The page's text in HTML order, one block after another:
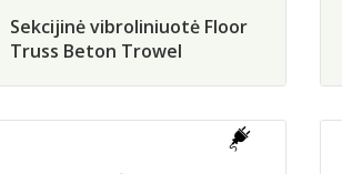
Sekcijinė vibroliniuotė Floor
Truss Beton Trowel